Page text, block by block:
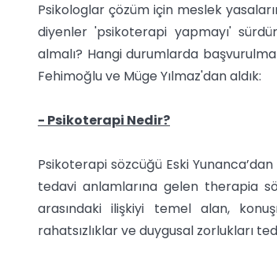
Psikologlar çözüm için meslek
diyenler 'psikoterapi yapmayı'
almalı? Hangi durumlarda
Fehimoğlu ve Müge Yılmaz'dan aldık:
- Psikoterapi Nedir?
Psikoterapi sözcüğü Eski
tedavi anlamlarına gelen therapia
arasındaki ilişkiyi temel alan,
rahatsızlıklar ve duygusal zorlukları